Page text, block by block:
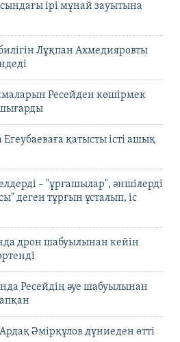
ірі мұнай зауытына
Лұқпан Ахмедияровты
Ресейден көшірмек
қатысты істі ашық
– "ұрғашылар", әншілерді
деген тұрғын ұсталып, іс
дрон шабуылынан кейін
Ресейдің әуе шабуылынан
Әмірқұлов дүниеден өтті